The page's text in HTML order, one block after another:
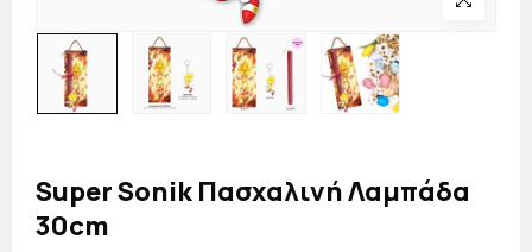
Super Sonik Πασχαλινή Λαμπάδα
30cm